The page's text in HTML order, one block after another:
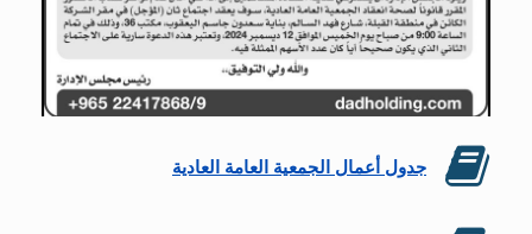
جدول أعمال الجمعية العامة العادية